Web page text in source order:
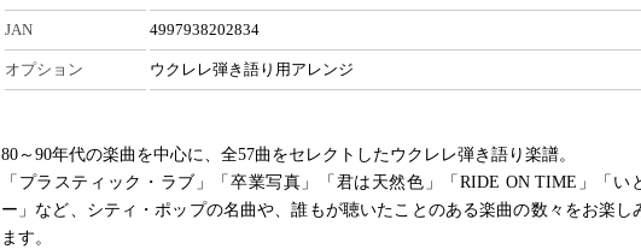
JAN 4997938202834
オプション ウクレレ弾き語り用アレンジ
80～90年代の楽曲を中心に、全57曲をセレクトしたウクレレ弾き語り楽譜。
「プラスティック・ラブ」「卒業写真」「君は天然色」「RIDE ON TIME」「い
ー」など、シティ・ポップの名曲や、誰もが聴いたことのある楽曲の数々をお楽し
ます。